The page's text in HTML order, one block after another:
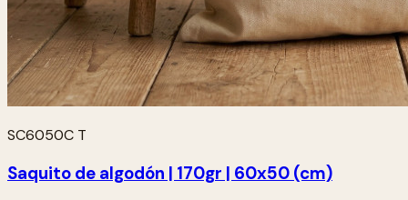
SC6050C T
Saquito de algodón | 170gr | 60x50 (cm)